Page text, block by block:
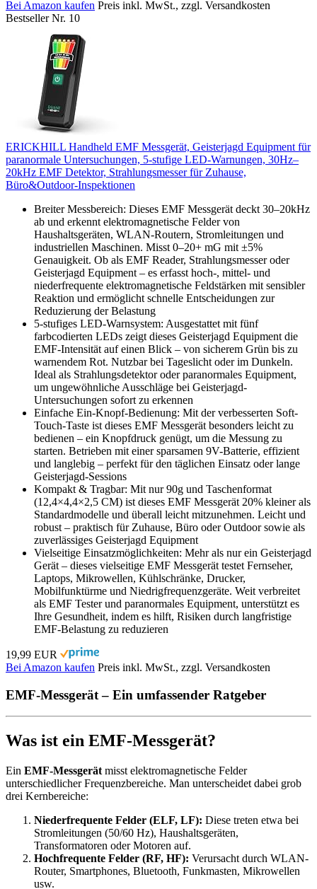
Bei Amazon kaufen Preis inkl. MwSt., zzgl. Versandkosten
Bestseller Nr. 10
ERICKHILL Handheld EMF Messgerät, Geisterjagd Equipment für
paranormale Untersuchungen, 5-stufige LED-Warnungen, 30Hz–
20kHz EMF Detektor, Strahlungsmesser für Zuhause,
Büro&Outdoor-Inspektionen
Breiter Messbereich: Dieses EMF Messgerät deckt 30–20kHz
ab und erkennt elektromagnetische Felder von
Haushaltsgeräten, WLAN-Routern, Stromleitungen und
industriellen Maschinen. Misst 0–20+ mG mit ±5%
Genauigkeit. Ob als EMF Reader, Strahlungsmesser oder
Geisterjagd Equipment – es erfasst hoch-, mittel- und
niederfrequente elektromagnetische Feldstärken mit sensibler
Reaktion und ermöglicht schnelle Entscheidungen zur
Reduzierung der Belastung
5-stufiges LED-Warnsystem: Ausgestattet mit fünf
farbcodierten LEDs zeigt dieses Geisterjagd Equipment die
EMF-Intensität auf einen Blick – von sicherem Grün bis zu
warnendem Rot. Nutzbar bei Tageslicht oder im Dunkeln.
Ideal als Strahlungsdetektor oder paranormales Equipment,
um ungewöhnliche Ausschläge bei Geisterjagd-
Untersuchungen sofort zu erkennen
Einfache Ein-Knopf-Bedienung: Mit der verbesserten Soft-
Touch-Taste ist dieses EMF Messgerät besonders leicht zu
bedienen – ein Knopfdruck genügt, um die Messung zu
starten. Betrieben mit einer sparsamen 9V-Batterie, effizient
und langlebig – perfekt für den täglichen Einsatz oder lange
Geisterjagd-Sessions
Kompakt & Tragbar: Mit nur 90g und Taschenformat
(12,4×4,4×2,5 CM) ist dieses EMF Messgerät 20% kleiner als
Standardmodelle und überall leicht mitzunehmen. Leicht und
robust – praktisch für Zuhause, Büro oder Outdoor sowie als
zuverlässiges Geisterjagd Equipment
Vielseitige Einsatzmöglichkeiten: Mehr als nur ein Geisterjagd
Gerät – dieses vielseitige EMF Messgerät testet Fernseher,
Laptops, Mikrowellen, Kühlschränke, Drucker,
Mobilfunktürme und Niedrigfrequenzgeräte. Weit verbreitet
als EMF Tester und paranormales Equipment, unterstützt es
Ihre Gesundheit, indem es hilft, Risiken durch langfristige
EMF-Belastung zu reduzieren
19,99 EUR
Bei Amazon kaufen Preis inkl. MwSt., zzgl. Versandkosten
EMF-Messgerät – Ein umfassender Ratgeber
Was ist ein EMF-Messgerät?
Ein EMF-Messgerät misst elektromagnetische Felder
unterschiedlicher Frequenzbereiche. Man unterscheidet dabei grob
drei Kernbereiche:
Niederfrequente Felder (ELF, LF): Diese treten etwa bei
Stromleitungen (50/60 Hz), Haushaltsgeräten,
Transformatoren oder Motoren auf.
Hochfrequente Felder (RF, HF): Verursacht durch WLAN-
Router, Smartphones, Bluetooth, Funkmasten, Mikrowellen
usw.